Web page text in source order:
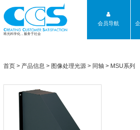
将光科学化，服务于社会
会员导航
首页 > 产品信息 > 图像处理光源 > 同轴 > MSU系列